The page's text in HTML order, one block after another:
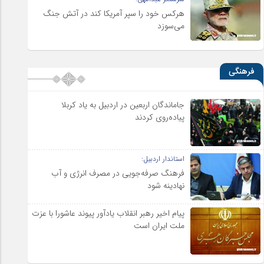
هرکس خود را سپر آمریکا کند در آتش جنگ
می‌سوزد
فرهنگی
جاماندگان اربعین در اردبیل به یاد کربلا
پیاده‌روی کردند
استاندار اردبیل:
فرهنگ صرفه‌جویی در مصرف انرژی و آب
نهادینه شود
پیام اخیر رهبر انقلاب یادآور پیوند عاشورا با عزت
ملت ایران است